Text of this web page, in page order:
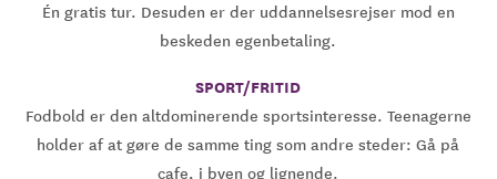
Én gratis tur. Desuden er der uddannelsesrejser mod en
beskeden egenbetaling.
SPORT/FRITID
Fodbold er den altdominerende sportsinteresse. Teenagerne
holder af at gøre de samme ting som andre steder: Gå på
cafe, i byen og lignende.